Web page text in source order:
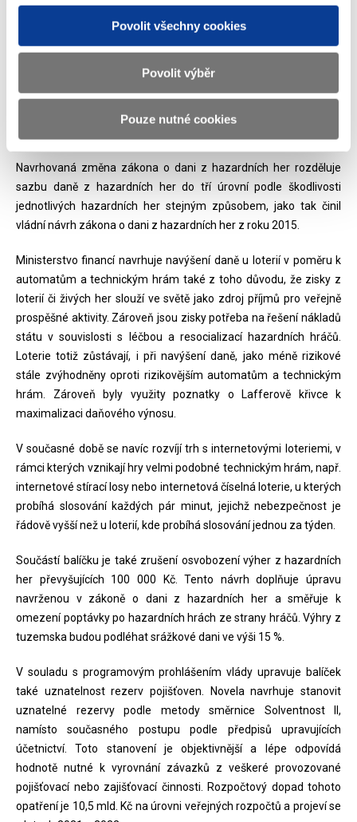
Povolit všechny cookies
Povolit výběr
Pouze nutné cookies
předsedkyně Společnosti pro léčbu závislosti na tabáku.
Součástí balíčku je takéúprava sazeb daně z hazardních her
Ministerstvo financí navrhuje zvýšení sazby z 23 % na 25 % pro
dílčí daň z kursových sázek, totalizátorových her, tombol a
turnajů malého rozsahu a z 23 % na 30 % pro dílčí daň z loterií,
Navrhovaná změna zákona o dani z hazardních her rozděluje
sazbu daně z hazardních her do tří úrovní podle škodlivosti
jednotlivých hazardních her stejným způsobem, jako tak činil
vládní návrh zákona o dani z hazardních her z roku 2015.
Ministerstvo financí navrhuje navýšení daně u loterií v poměru k
automatům a technickým hrám také z toho důvodu, že zisky z
loterií či živých her slouží ve světě jako zdroj příjmů pro veřejně
prospěšné aktivity. Zároveň jsou zisky potřeba na řešení nákladů
státu v souvislosti s léčbou a resocializací hazardních hráčů.
Loterie totiž zůstávají, i při navýšení daně, jako méně rizikové
stále zvýhodněny oproti rizikovějším automatům a technickým
hrám. Zároveň byly využity poznatky o Lafferově křivce k
maximalizaci daňového výnosu.
V současné době se navíc rozvíjí trh s internetovými loteriemi, v
rámci kterých vznikají hry velmi podobné technickým hrám, např.
internetové stírací losy nebo internetová číselná loterie, u kterých
probíhá slosování každých pár minut, jejichž nebezpečnost je
řádově vyšší než u loterií, kde probíhá slosování jednou za týden.
Součástí balíčku je také zrušení osvobození výher z hazardních
her převyšujících 100 000 Kč. Tento návrh doplňuje úpravu
navrženou v zákoně o dani z hazardních her a směřuje k
omezení poptávky po hazardních hrách ze strany hráčů. Výhry z
tuzemska budou podléhat srážkové dani ve výši 15 %.
V souladu s programovým prohlášením vlády upravuje balíček
také uznatelnost rezerv pojišťoven. Novela navrhuje stanovit
uznatelné rezervy podle metody směrnice Solventnost II,
namísto současného postupu podle předpisů upravujících
účetnictví. Toto stanovení je objektivnější a lépe odpovídá
hodnotě nutné k vyrovnání závazků z veškeré provozované
pojišťovací nebo zajišťovací činnosti. Rozpočtový dopad tohoto
opatření je 10,5 mld. Kč na úrovni veřejných rozpočtů a projeví se